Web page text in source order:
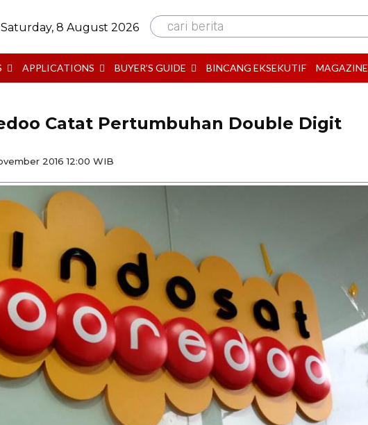
Saturday, 8 August 2026 cari berita
APPLICATIONS BUYER’S GUIDE BINCANG EKSEKUTIF MAGAZINE
Catat Pertumbuhan Double Digit
2016 12:00 WIB